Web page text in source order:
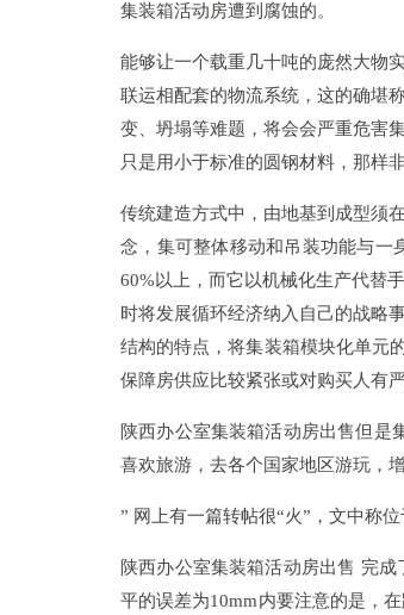
集装箱活动房遭到腐蚀的。
能够让一个载重几十吨的庞然大物
联运相配套的物流系统，这的确堪
变、坍塌等难题，将会会严重危害
只是用小于标准的圆钢材料，那样
传统建造方式中，由地基到成型须
念，集可整体移动和吊装功能与一
60%以上，而它以机械化生产代替
时将发展循环经济纳入自己的战略
结构的特点，将集装箱模块化单元
保障房供应比较紧张或对购买人有
陕西办公室集装箱活动房出售但是
喜欢旅游，去各个国家地区游玩，增
” 网上有一篇转帖很“火”，文中称
陕西办公室集装箱活动房出售 完
平的误差为10mm内要注意的是，